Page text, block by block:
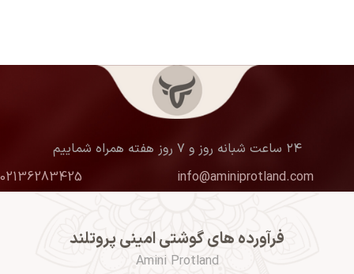
۲۴ ساعت شبانه روز و ۷ روز هفته همراه شماییم
info@aminiprotland.com
02136283425
فرآورده های گوشتی امینی پروتلند
Amini Protland